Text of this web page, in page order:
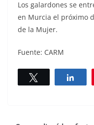
Los galardones se
en Murcia el próximo
de la Mujer.
Fuente: CARM
Twittear